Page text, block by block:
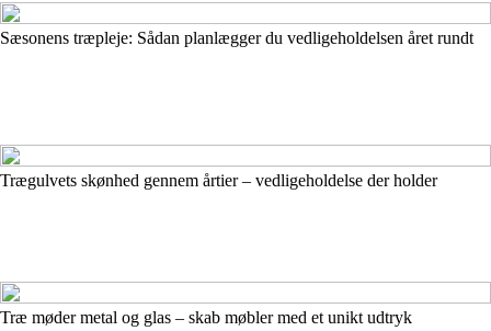
Sæsonens træpleje: Sådan planlægger du vedligeholdelsen året rundt
Trægulvets skønhed gennem årtier – vedligeholdelse der holder
Træ møder metal og glas – skab møbler med et unikt udtryk